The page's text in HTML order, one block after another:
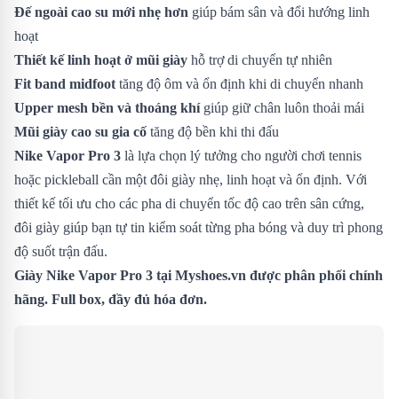
Đế ngoài cao su mới nhẹ hơn giúp bám sân và đổi hướng linh
hoạt
Thiết kế linh hoạt ở mũi giày hỗ trợ di chuyển tự nhiên
Fit band midfoot tăng độ ôm và ổn định khi di chuyển nhanh
Upper mesh bền và thoáng khígiúp giữ chân luôn thoải mái
Mũi giày cao su gia cố tăng độ bền khi thi đấu
Nike Vapor Pro 3 là lựa chọn lý tưởng cho người chơi tennis
hoặc pickleball cần một đôi giày nhẹ, linh hoạt và ổn định. Với
thiết kế tối ưu cho các pha di chuyển tốc độ cao trên sân cứng,
đôi giày giúp bạn tự tin kiểm soát từng pha bóng và duy trì phong
độ suốt trận đấu.
Giày Nike Vapor Pro 3 tại Myshoes.vn được phân phối chính
hãng. Full box, đầy đủ hóa đơn.